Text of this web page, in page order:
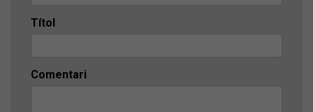
Títol
Comentari